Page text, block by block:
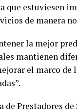
que estuviesen
de manera
la mejor
mantienen
el marco de
Prestadores de